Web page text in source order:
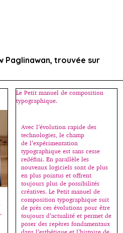
Paglinawan, trouvée sur
Le Petit manuel de composition
typographique.
Avec l’évolution rapide des
technologies, le champ
de l’expérimentation
typographique est sans cesse
redéfini. En parallèle les
nouveaux logiciels sont de plus
en plus pointus et offrent
toujours plus de possibilités
créatives. Le Petit manuel de
composition typographique suit
de près ces évolutions pour être
toujours d’actualité et permet de
poser des repères fondamentaux